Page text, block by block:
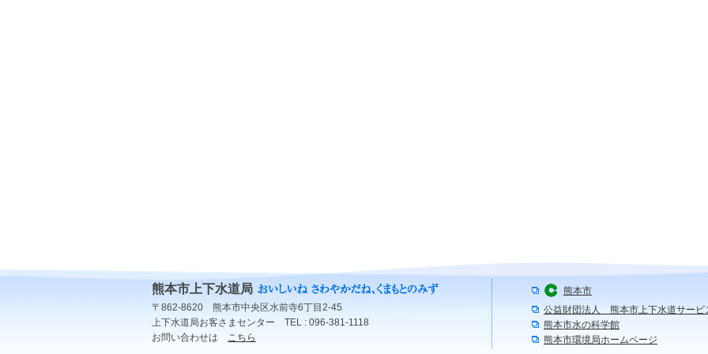
熊本市
公益財団法人 熊本市上下水道サービ
熊本市水の科学館
熊本市環境局ホームページ
熊本市上下水道局
〒862-8620 熊本市中央区水前寺6丁目2-45
上下水道局お客さまセンター TEL : 096-381-1118
お問い合わせは こちら